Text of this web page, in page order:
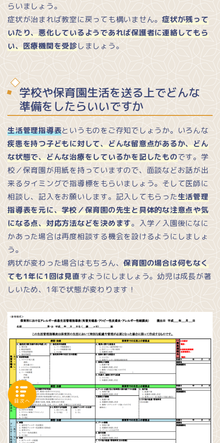
らいましょう。
症状が治まれば教室に戻っても構いません。症状が残って
いたり、悪化しているようであれば保護者に連絡してもら
い、医療機関を受診しましょう。
学校や保育園生活を送る上でどんな
準備をしたらいいですか
生活管理指導表というものをご存知でしょうか。いろんな
疾患を持つ子どもに対して、どんな留意点があるか、どん
な状態で、どんな治療をしているかを記したものです。学
校／保育園が用紙を持っていますので、面談などお話が出
来るタイミングで指導標をもらいましょう。そして医師に
相談し、記入をお願いします。記入してもらった生活管理
指導表を元に、学校／保育園の先生と具体的な注意点や気
になる点、対応方法などを決めます。入学／入園後になに
かあった場合は再度相談する機会を設けるようにしましょ
う。
病状が変わった場合はもちろん、保育園の場合は何もなく
ても1年に1回は見直すようにしましょう。幼児は成長が著
しいため、1年で状態が変わります！
目次へ